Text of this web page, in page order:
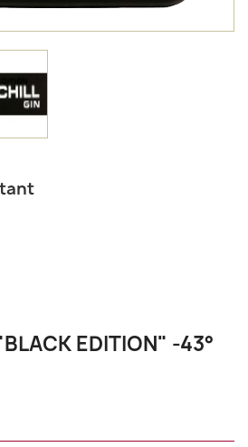
EDITION" -43°